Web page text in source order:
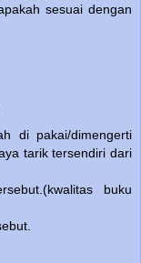
sesuai dengan
di pakai/dimengerti
tarik tersendiri dari
buku